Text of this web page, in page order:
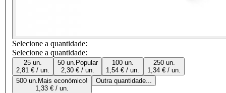
Selecione a quantidade:
Selecione a quantidade:
25 un.
2,81 € / un.
50 un. Popular
2,30 € / un.
100 un.
1,54 € / un.
250 un.
1,34 € / un.
500 un. Mais económico!
1,33 € / un.
Outra quantidade...